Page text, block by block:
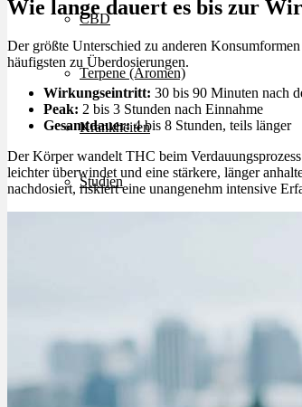
CBD
Terpene (Aromen)
Krankheiten
Studien
Bewertungen
Wie lange dauert es bis zur
Der größte Unterschied zu anderen
häufigsten zu Überdosierungen.
Wirkungseintritt: 30 bis 90 Minuten nach
Peak: 2 bis 3 Stunden nach Einnahme
Gesamtdauer:4 bis 8 Stunden, teils länger
Der Körper wandelt THC beim
leichter überwindet und eine stärkere, länger
nachdosiert, riskiert eine unangenehm intensive